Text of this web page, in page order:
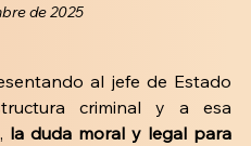
de 2025
al jefe de Estado
criminal y a esa
la duda moral y legal para